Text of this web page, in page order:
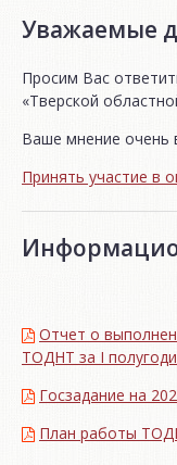
Уважаемые
Просим Вас
«Тверской
Ваше мнение очень
Принять участие в
Отчет о
ТОДНТ за I
Госзадание на
План работы